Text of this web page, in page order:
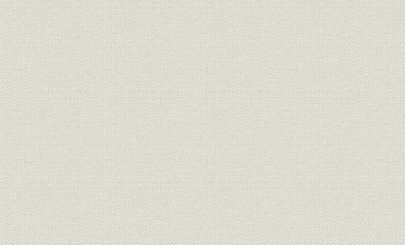
社会貢献;広報 サービス
社会貢献 社会貢献・文化活動
定款 日本火災保険株式会社定款 明治25年4